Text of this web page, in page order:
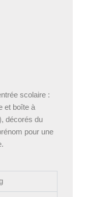
scolaire :
et boîte à
décorés du
pour une